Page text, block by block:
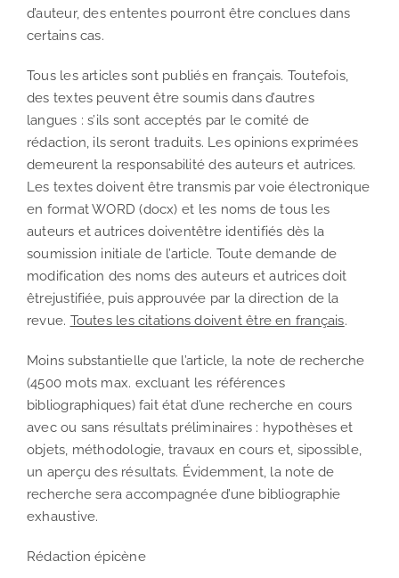
d’auteur, des ententes pourront être conclues dans
certains cas.
Tous les articles sont publiés en français. Toutefois,
des textes peuvent être soumis dans d’autres
langues : s’ils sont acceptés par le comité de
rédaction, ils seront traduits. Les opinions exprimées
demeurent la responsabilité des auteurs et autrices.
Les textes doivent être transmis par voie électronique
en format WORD (docx) et les noms de tous les
auteurs et autrices doiventêtre identifiés dès la
soumission initiale de l’article. Toute demande de
modification des noms des auteurs et autrices doit
êtrejustifiée, puis approuvée par la direction de la
revue. Toutes les citations doivent être en français.
Moins substantielle que l’article, la note de recherche
(4500 mots max. excluant les références
bibliographiques) fait état d’une recherche en cours
avec ou sans résultats préliminaires : hypothèses et
objets, méthodologie, travaux en cours et, sipossible,
un aperçu des résultats. Évidemment, la note de
recherche sera accompagnée d’une bibliographie
exhaustive.
Rédaction épicène